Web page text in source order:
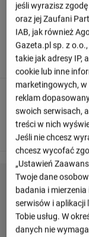
+ 17'
To już wszystko!
90+ 16'
PUDŁUJE -
udaje się mu trafić!
jeśli wyrazisz
oraz jej Zaufani
IAB, jak również
Gazeta.pl sp. z
takie jak adresy IP,
cookie lub inne
marketingowych,
reklam
swoich serwisach,
treści w nich
Jeśli nie chcesz
chcesz wycofać
„Ustawień
Twoje dane
badania i
serwisów i aplikacji
Tobie usług. W
danych nie